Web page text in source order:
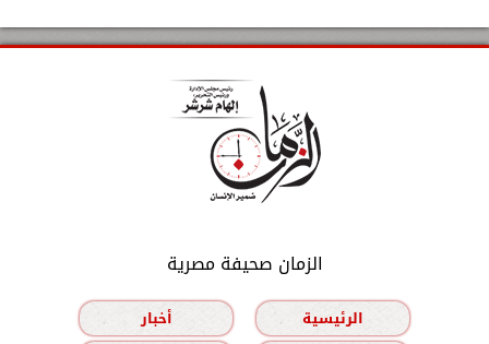
الزمان صحيفة مصرية
الرئيسية
أخبار